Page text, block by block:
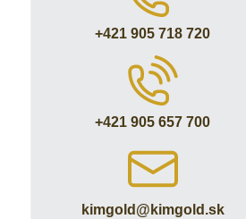
+421 905 718 720
+421 905 657 700
kimgold​@kimgold​.sk